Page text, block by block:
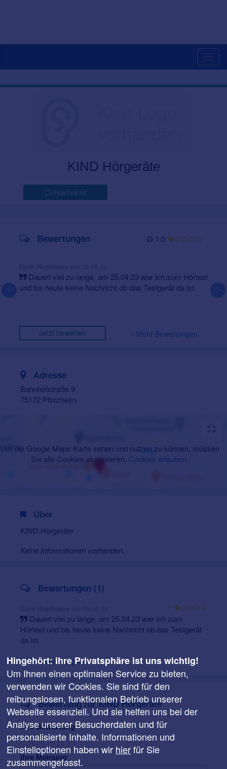
KIND Hörgeräte
Nachricht
Ø 1,0
Bewertungen
Dauert viel zu lange, am 25.04.23 war ich zum Hörtest
und bis heute keine Nachricht ob das Testgerät da ist.
Jetzt bewerten Mehr Bewertungen
Adresse
Bahnhofstraße 9
75172 Pforzheim
Um die Google Maps-Karte sehen und nutzen zu können, müssen
Sie alle Cookies akzeptieren. Cookies erlauben
Über
KIND Hörgeräte
Keine Informationen vorhanden.
Bewertungen (1)
Dauert viel zu lange, am 25.04.23 war ich zum
Hörtest und bis heute keine Nachricht ob das Testgerät
da ist.
Alle Bewertungen
Bewertung für KIND Hörgeräte
Ihre Bewertung
Ihre Meinung
Hingehört: Ihre Privatsphäre ist uns wichtig!
Um Ihnen einen optimalen Service zu bieten,
verwenden wir Cookies. Sie sind für den
reibungslosen, funktionalen Betrieb unserer
Webseite essenziell. Und sie helfen uns bei der
Analyse unserer Besucherdaten und für
personalisierte Inhalte. Informationen und
Einstelloptionen haben wir hierfür Sie
zusammengefasst.